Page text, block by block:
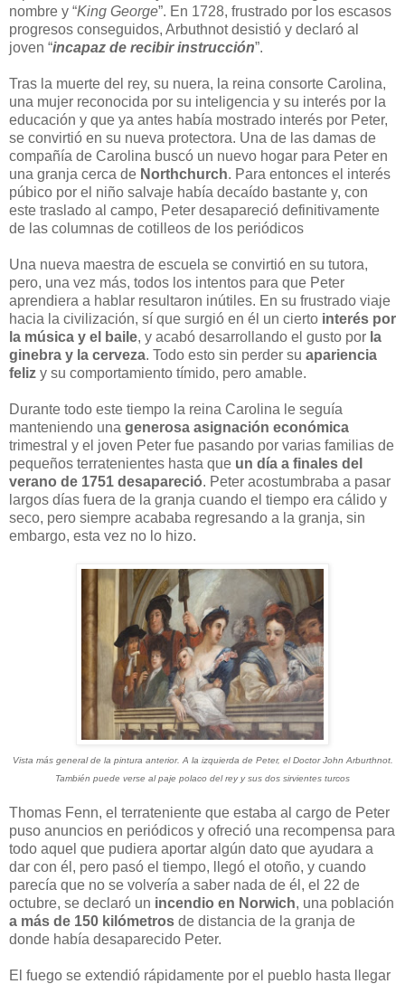
nombre y “King George”. En 1728, frustrado por los escasos
progresos conseguidos, Arbuthnot desistió y declaró al
joven “incapaz de recibir instrucción”.
Tras la muerte del rey, su nuera, la reina consorte Carolina,
una mujer reconocida por su inteligencia y su interés por la
educación y que ya antes había mostrado interés por Peter,
se convirtió en su nueva protectora. Una de las damas de
compañía de Carolina buscó un nuevo hogar para Peter en
una granja cerca de Northchurch. Para entonces el interés
púbico por el niño salvaje había decaído bastante y, con
este traslado al campo, Peter desapareció definitivamente
de las columnas de cotilleos de los periódicos
Una nueva maestra de escuela se convirtió en su tutora,
pero, una vez más, todos los intentos para que Peter
aprendiera a hablar resultaron inútiles. En su frustrado viaje
hacia la civilización, sí que surgió en él un cierto interés por
la música y el baile, y acabó desarrollando el gusto por la
ginebra y la cerveza. Todo esto sin perder su apariencia
feliz y su comportamiento tímido, pero amable.
Durante todo este tiempo la reina Carolina le seguía
manteniendo una generosa asignación económica
trimestral y el joven Peter fue pasando por varias familias de
pequeños terratenientes hasta que un día a finales del
verano de 1751 desapareció. Peter acostumbraba a pasar
largos días fuera de la granja cuando el tiempo era cálido y
seco, pero siempre acababa regresando a la granja, sin
embargo, esta vez no lo hizo.
Vista más general de la pintura anterior. A la izquierda de Peter, el Doctor John Arburthnot.
También puede verse al paje polaco del rey y sus dos sirvientes turcos
Thomas Fenn, el terrateniente que estaba al cargo de Peter
puso anuncios en periódicos y ofreció una recompensa para
todo aquel que pudiera aportar algún dato que ayudara a
dar con él, pero pasó el tiempo, llegó el otoño, y cuando
parecía que no se volvería a saber nada de él, el 22 de
octubre, se declaró un incendio en Norwich, una población
a más de 150 kilómetros de distancia de la granja de
donde había desaparecido Peter.
El fuego se extendió rápidamente por el pueblo hasta llegar